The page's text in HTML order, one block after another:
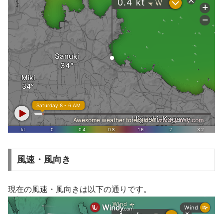
風速・風向き
現在の風速・風向きは以下の通りです。